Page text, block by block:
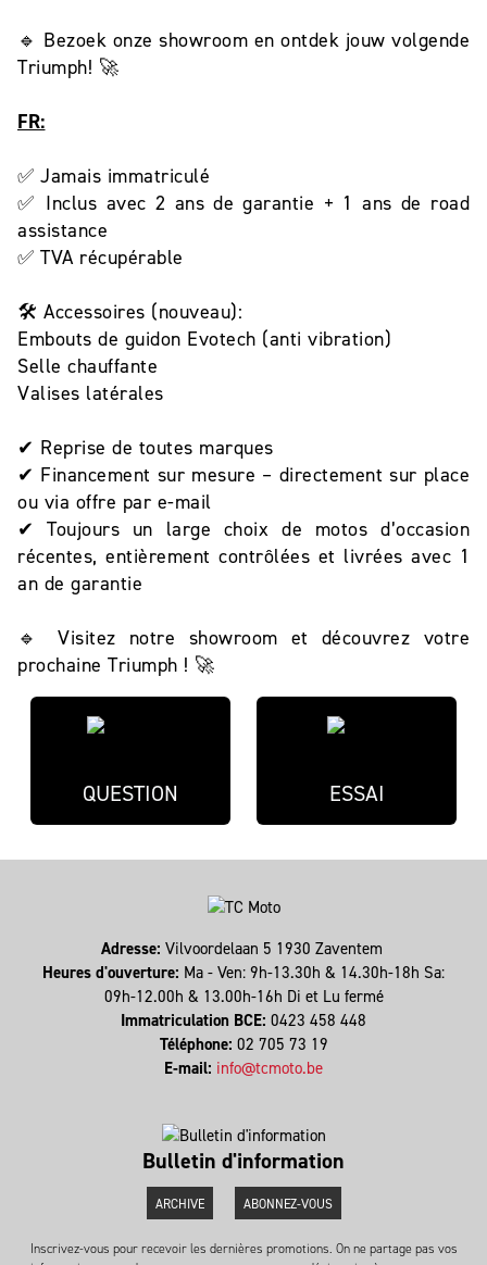
🔹 Bezoek onze showroom en ontdek jouw volgende
Triumph! 🚀
FR:
✅ Jamais immatriculé
✅ Inclus avec 2 ans de garantie + 1 ans de road
assistance
✅ TVA récupérable
🛠️ Accessoires (nouveau):
Embouts de guidon Evotech (anti vibration)
Selle chauffante
Valises latérales
✔ Reprise de toutes marques
✔ Financement sur mesure – directement sur place
ou via offre par e-mail
✔ Toujours un large choix de motos d’occasion
récentes, entièrement contrôlées et livrées avec 1
an de garantie
🔹 Visitez notre showroom et découvrez votre
prochaine Triumph ! 🚀
QUESTION ESSAI
Adresse: Vilvoordelaan 5 1930 Zaventem
Heures d'ouverture: Ma - Ven: 9h-13.30h & 14.30h-18h Sa:
09h-12.00h & 13.00h-16h Di et Lu fermé
Immatriculation BCE: 0423 458 448
Téléphone: 02 705 73 19
E-mail: info@tcmoto.be
Bulletin d'information
ARCHIVE ABONNEZ-VOUS
Inscrivez-vous pour recevoir les dernières promotions. On ne partage pas vos